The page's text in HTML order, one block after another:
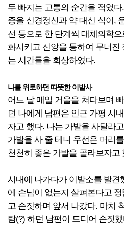
두 빠지는 고통의 순간을 적었
증을 신경정신과 약 대신 식이,
선 등으로 한 단계씩 대체의학
화시키고 신앙을 통하여 무너진
는 시간들을 회상하였다.
나를 위로하던 따뜻한 이발사
어느 날 매일 거울을 쳐다보며
던 나에게 남편은 인근 가평 시
자고 했다. 나는 가발을 사달라
가발을 사 줄 테니 우선은 머리
천천히 좋은 가발을 골라보자고
시내에 나가다가 이발소를 발견
에 손님이 없는지 살펴본다고
고 손짓하며 앞서 나갔다. 마치
탐(?) 하던 남편이 드디어 손짓